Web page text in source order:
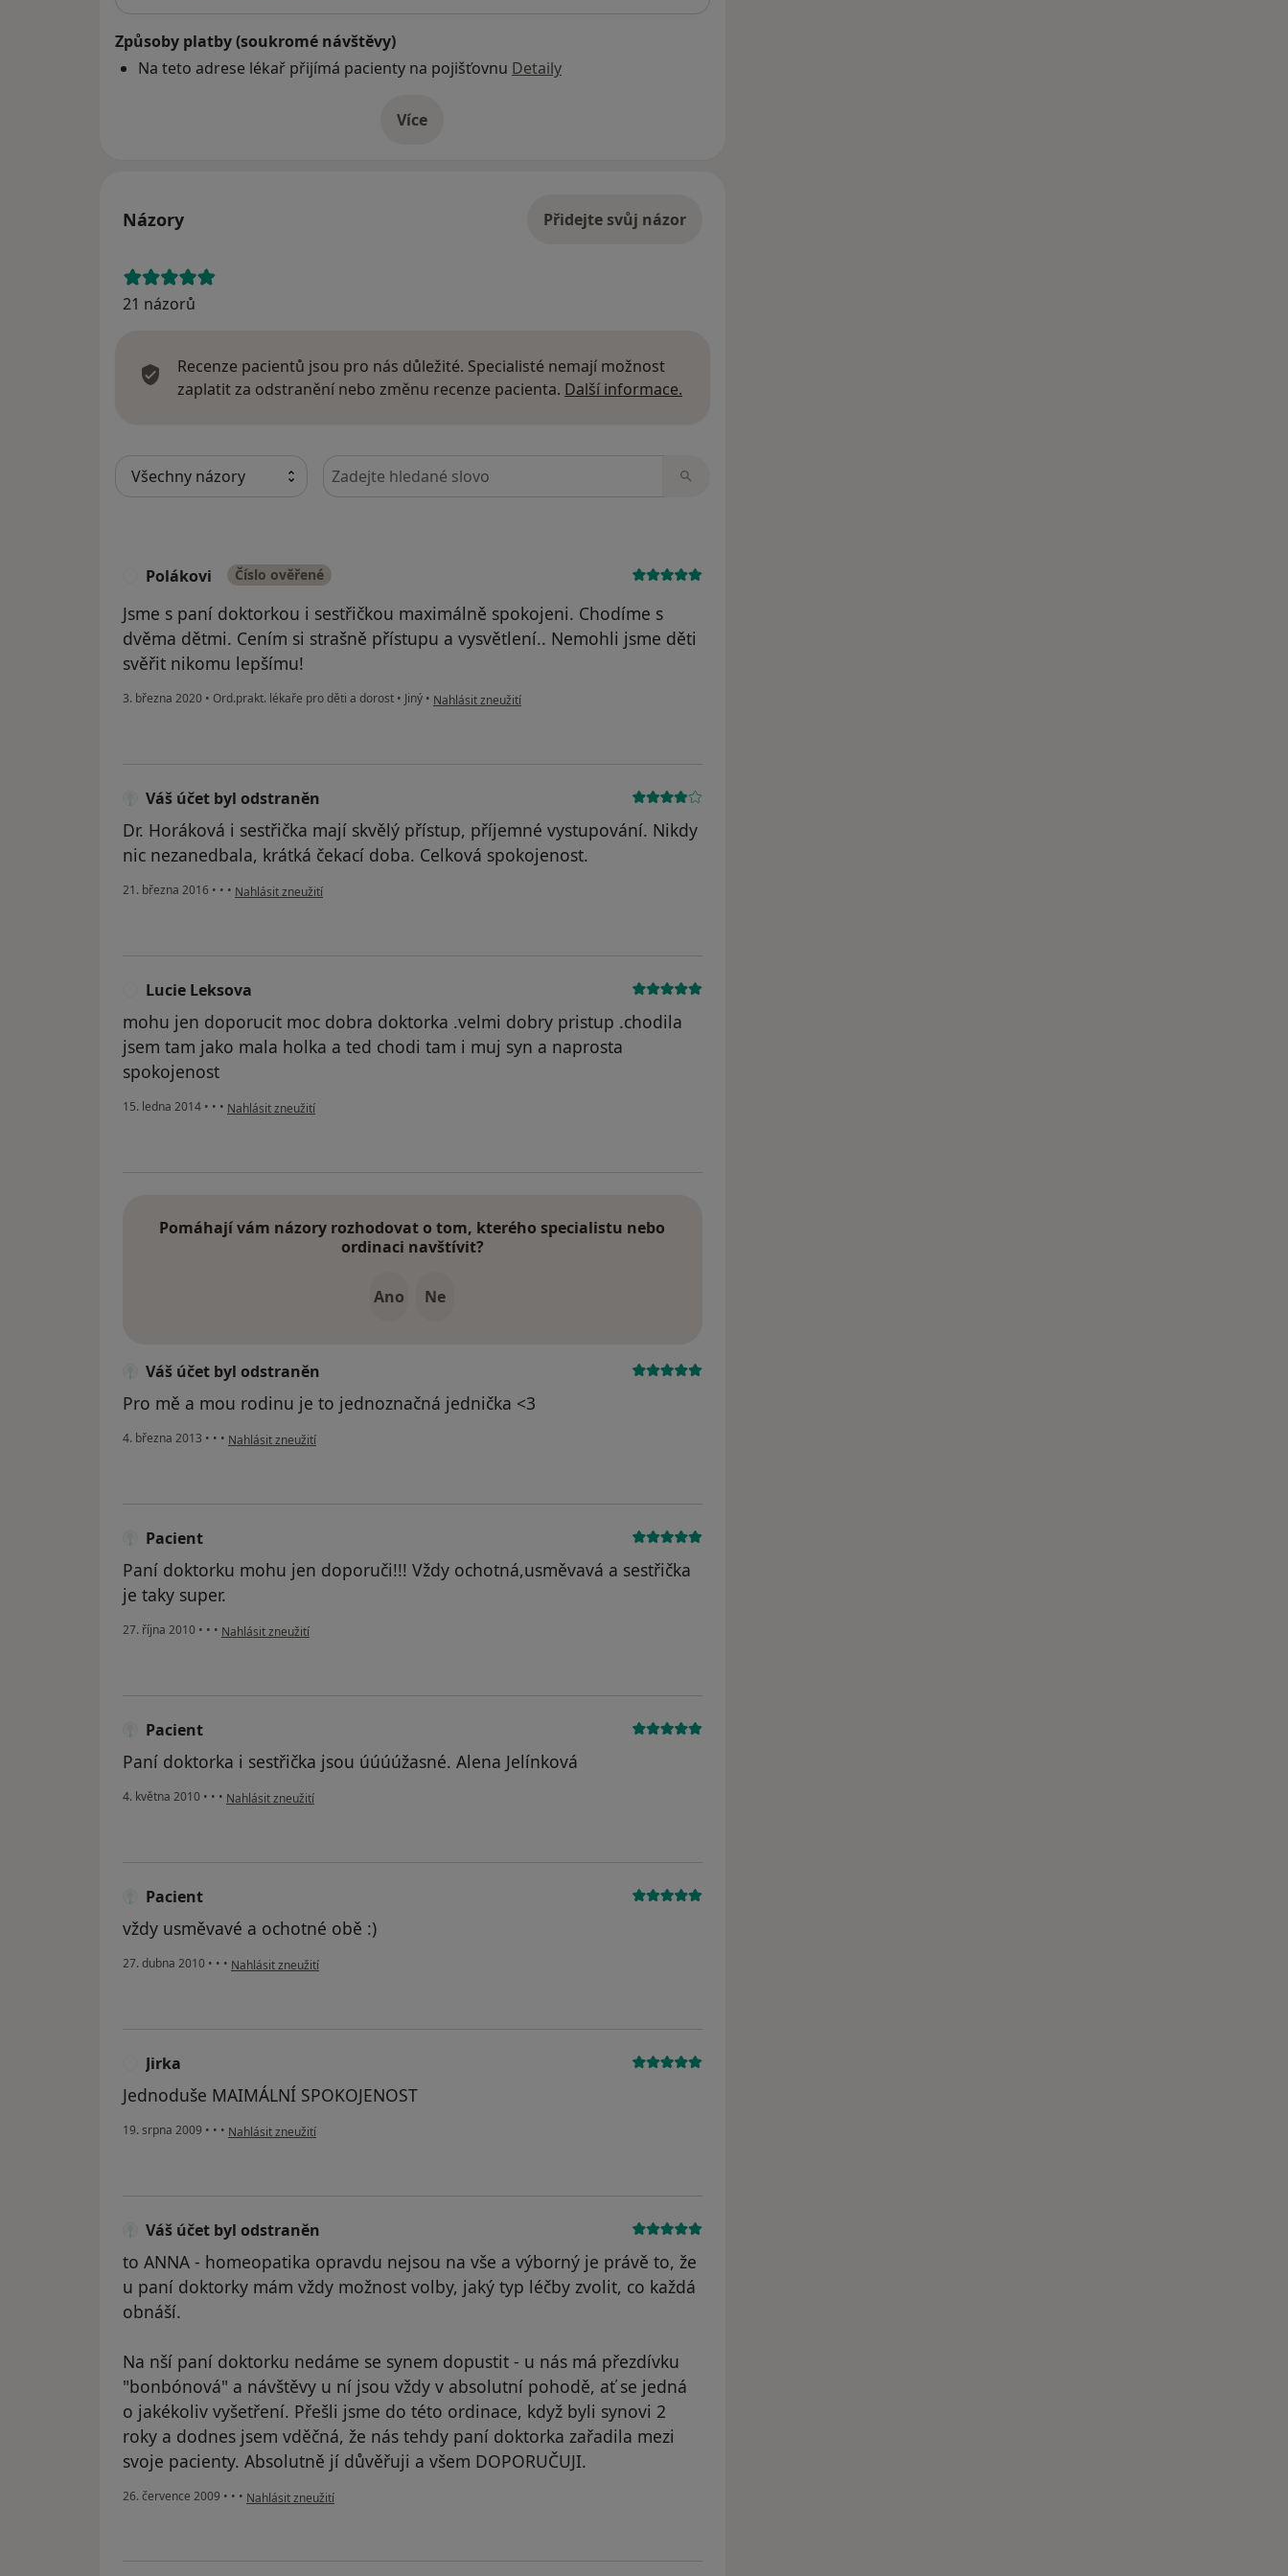
Způsoby platby (soukromé návštěvy)
Na teto adrese lékař přijímá pacienty na pojišťovnu Detaily
Víceo adrese
Názory Přidejte svůj názor
21 názorů
Recenze pacientů jsou pro nás důležité. Specialisté nemají možnost
zaplatit za odstranění nebo změnu recenze pacienta. Další informace.
Hledejte v názorech
Polákovi Číslo ověřené
Jsme s paní doktorkou i sestřičkou maximálně spokojeni. Chodíme s
dvěma dětmi. Cením si strašně přístupu a vysvětlení.. Nemohli jsme děti
svěřit nikomu lepšímu!
3. března 2020 • Ord.prakt. lékaře pro děti a dorost • Jiný • podle názoru uživatele Polákovi
Nahlásit zneužití
Váš účet byl odstraněn
Dr. Horáková i sestřička mají skvělý přístup, příjemné vystupování. Nikdy
nic nezanedbala, krátká čekací doba. Celková spokojenost.
21. března 2016 • • • podle názoru uživatele Váš účet byl odstraněn
Nahlásit zneužití
Lucie Leksova
mohu jen doporucit moc dobra doktorka .velmi dobry pristup .chodila
jsem tam jako mala holka a ted chodi tam i muj syn a naprosta
spokojenost
15. ledna 2014 • • • podle názoru uživatele Lucie Leksova
Nahlásit zneužití
Pomáhají vám názory rozhodovat o tom, kterého specialistu nebo
ordinaci navštívit?
Ano Ne
Váš účet byl odstraněn
Pro mě a mou rodinu je to jednoznačná jednička <3
4. března 2013 • • • podle názoru uživatele Váš účet byl odstraněn
Nahlásit zneužití
Pacient
Paní doktorku mohu jen doporuči!!! Vždy ochotná,usměvavá a sestřička
je taky super.
27. října 2010 • • • podle názoru uživatele Pacient
Nahlásit zneužití
Pacient
Paní doktorka i sestřička jsou úúúúžasné. Alena Jelínková
4. května 2010 • • • podle názoru uživatele Pacient
Nahlásit zneužití
Pacient
vždy usměvavé a ochotné obě :)
27. dubna 2010 • • • podle názoru uživatele Pacient
Nahlásit zneužití
Jirka
Jednoduše MAIMÁLNÍ SPOKOJENOST
19. srpna 2009 • • • podle názoru uživatele Jirka
Nahlásit zneužití
Váš účet byl odstraněn
to ANNA - homeopatika opravdu nejsou na vše a výborný je právě to, že
u paní doktorky mám vždy možnost volby, jaký typ léčby zvolit, co každá
obnáší.
Na nší paní doktorku nedáme se synem dopustit - u nás má přezdívku
"bonbónová" a návštěvy u ní jsou vždy v absolutní pohodě, ať se jedná
o jakékoliv vyšetření. Přešli jsme do této ordinace, když byli synovi 2
roky a dodnes jsem vděčná, že nás tehdy paní doktorka zařadila mezi
svoje pacienty. Absolutně jí důvěřuji a všem DOPORUČUJI.
26. července 2009 • • • podle názoru uživatele Váš účet byl odstraněn
Nahlásit zneužití